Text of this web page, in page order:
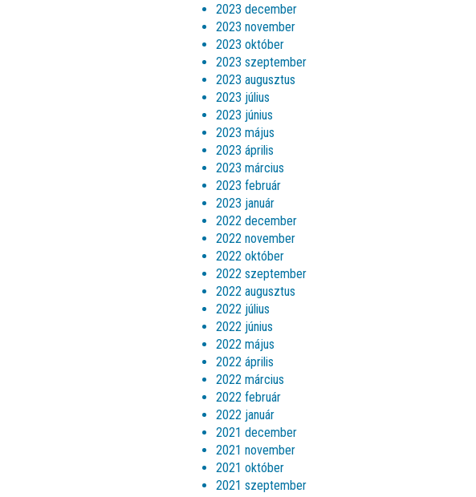
2023 december
2023 november
2023 október
2023 szeptember
2023 augusztus
2023 július
2023 június
2023 május
2023 április
2023 március
2023 február
2023 január
2022 december
2022 november
2022 október
2022 szeptember
2022 augusztus
2022 július
2022 június
2022 május
2022 április
2022 március
2022 február
2022 január
2021 december
2021 november
2021 október
2021 szeptember